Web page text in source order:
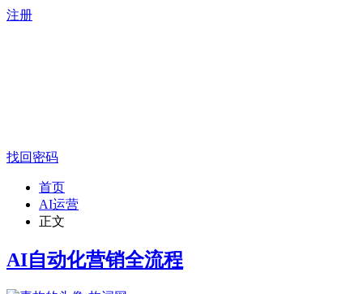
注册
找回密码
首页
AI运营
正文
AI自动化营销全流程